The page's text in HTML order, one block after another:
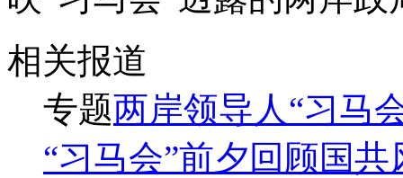
相关报道
专题两岸领导人“习马
“习马会”前夕回顾国